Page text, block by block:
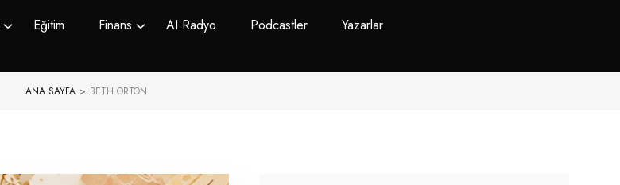
Eğitim Finans AI Radyo Podcastler Yazarlar
ANA SAYFA > BETH ORTON